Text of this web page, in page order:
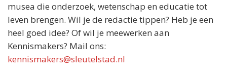
musea die onderzoek, wetenschap en educatie tot
leven brengen. Wil je de redactie tippen? Heb je een
heel goed idee? Of wil je meewerken aan
Kennismakers? Mail ons:
kennismakers@sleutelstad.nl